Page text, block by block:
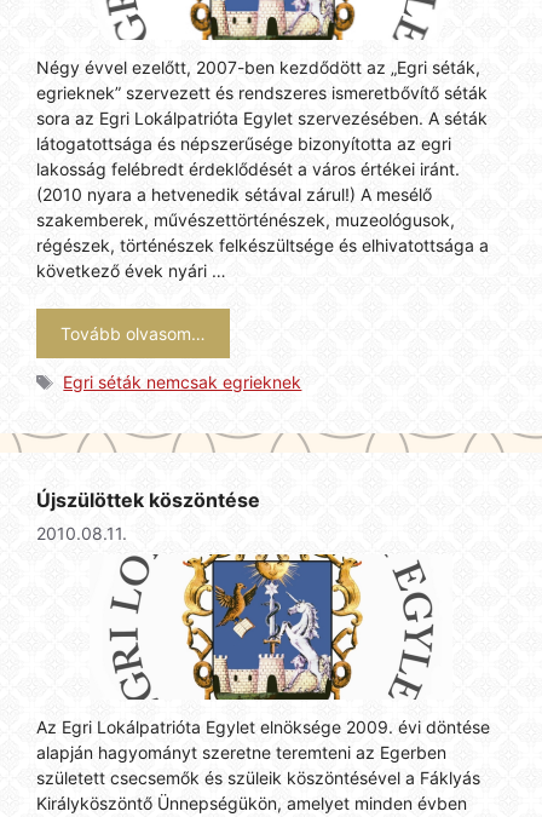
Négy évvel ezelőtt, 2007-ben kezdődött az „Egri séták,
egrieknek” szervezett és rendszeres ismeretbővítő séták
sora az Egri Lokálpatrióta Egylet szervezésében. A séták
látogatottsága és népszerűsége bizonyította az egri
lakosság felébredt érdeklődését a város értékei iránt.
(2010 nyara a hetvenedik sétával zárul!) A mesélő
szakemberek, művészettörténészek, muzeológusok,
régészek, történészek felkészültsége és elhivatottsága a
következő évek nyári …
Tovább olvasom…
Címkék
Egri séták nemcsak egrieknek
Újszülöttek köszöntése
2010.08.11.
Az Egri Lokálpatrióta Egylet elnöksége 2009. évi döntése
alapján hagyományt szeretne teremteni az Egerben
született csecsemők és szüleik köszöntésével a Fáklyás
Királyköszöntő Ünnepségükön, amelyet minden évben